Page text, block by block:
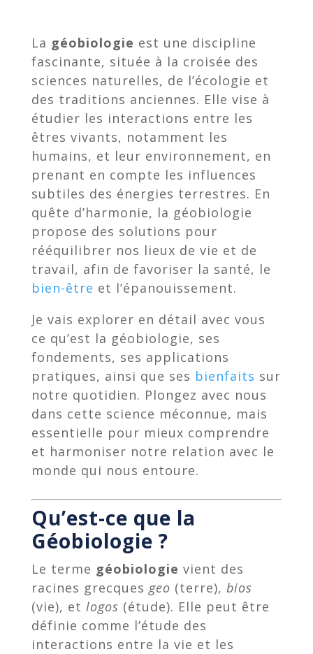
La géobiologie est une discipline
fascinante, située à la croisée des
sciences naturelles, de l’écologie et
des traditions anciennes. Elle vise à
étudier les interactions entre les
êtres vivants, notamment les
humains, et leur environnement, en
prenant en compte les influences
subtiles des énergies terrestres. En
quête d’harmonie, la géobiologie
propose des solutions pour
rééquilibrer nos lieux de vie et de
travail, afin de favoriser la santé, le
bien-être et l’épanouissement.
Je vais explorer en détail avec vous
ce qu’est la géobiologie, ses
fondements, ses applications
pratiques, ainsi que ses bienfaits sur
notre quotidien. Plongez avec nous
dans cette science méconnue, mais
essentielle pour mieux comprendre
et harmoniser notre relation avec le
monde qui nous entoure.
Qu’est-ce que la
Géobiologie ?
Le terme géobiologie vient des
racines grecques geo (terre), bios
(vie), et logos (étude). Elle peut être
définie comme l’étude des
interactions entre la vie et les